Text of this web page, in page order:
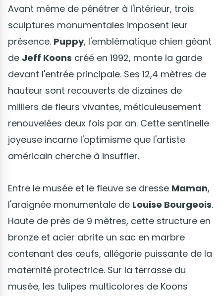
Avant même de pénétrer à l'intérieur, trois
sculptures monumentales imposent leur
présence. Puppy, l'emblématique chien géant
de Jeff Koons créé en 1992, monte la garde
devant l'entrée principale. Ses 12,4 mètres de
hauteur sont recouverts de dizaines de
milliers de fleurs vivantes, méticuleusement
renouvelées deux fois par an. Cette sentinelle
joyeuse incarne l'optimisme que l'artiste
américain cherche à insuffler.
Entre le musée et le fleuve se dresse Maman,
l'araignée monumentale de Louise Bourgeois.
Haute de près de 9 mètres, cette structure en
bronze et acier abrite un sac en marbre
contenant des œufs, allégorie puissante de la
maternité protectrice. Sur la terrasse du
musée, les tulipes multicolores de Koons